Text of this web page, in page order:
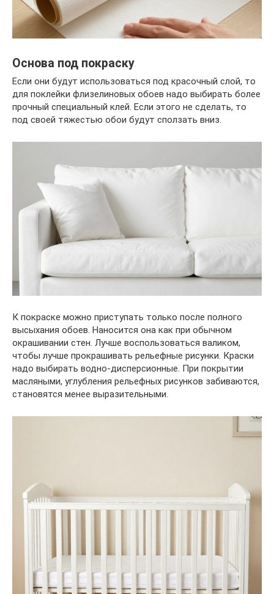
Основа под покраску
Если они будут использоваться под красочный слой, то
для поклейки флизелиновых обоев надо выбирать более
прочный специальный клей. Если этого не сделать, то
под своей тяжестью обои будут сползать вниз.
К покраске можно приступать только после полного
высыхания обоев. Наносится она как при обычном
окрашивании стен. Лучше воспользоваться валиком,
чтобы лучше прокрашивать рельефные рисунки. Краски
надо выбирать водно-дисперсионные. При покрытии
масляными, углубления рельефных рисунков забиваются,
становятся менее выразительными.